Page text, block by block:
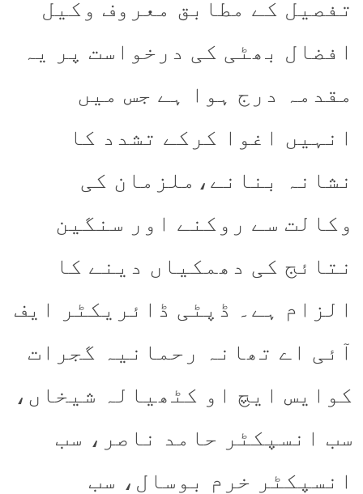
تفصیل کے مطابق معروف وکیل
افضال بھٹی کی درخواست پر یہ
مقدمہ درج ہوا ہے جس میں
انہیں اغوا کرکے تشدد کا
نشانہ بنانے،ملزمان کی
وکالت سے روکنے اور سنگین
نتائج کی دھمکیاں دینے کا
الزام ہے۔ ڈپٹی ڈائریکٹر ایف
آئی اے تھانہ رحمانیہ گجرات
کوایس ایچ او کٹھیالہ شیخاں،
سب انسپکٹر حامد ناصر، سب
انسپکٹر خرم بوسال، سب